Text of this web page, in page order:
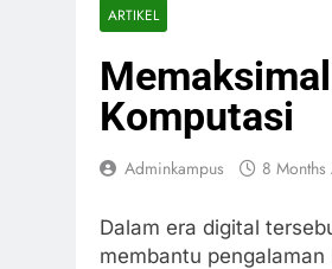
ARTIKEL
Komputasi
Adminkampus 8 Months
Dalam era digital
membantu